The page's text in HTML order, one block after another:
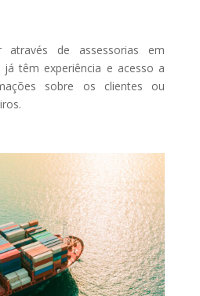
de assessorias em
têm experiência e acesso a
sobre os clientes ou